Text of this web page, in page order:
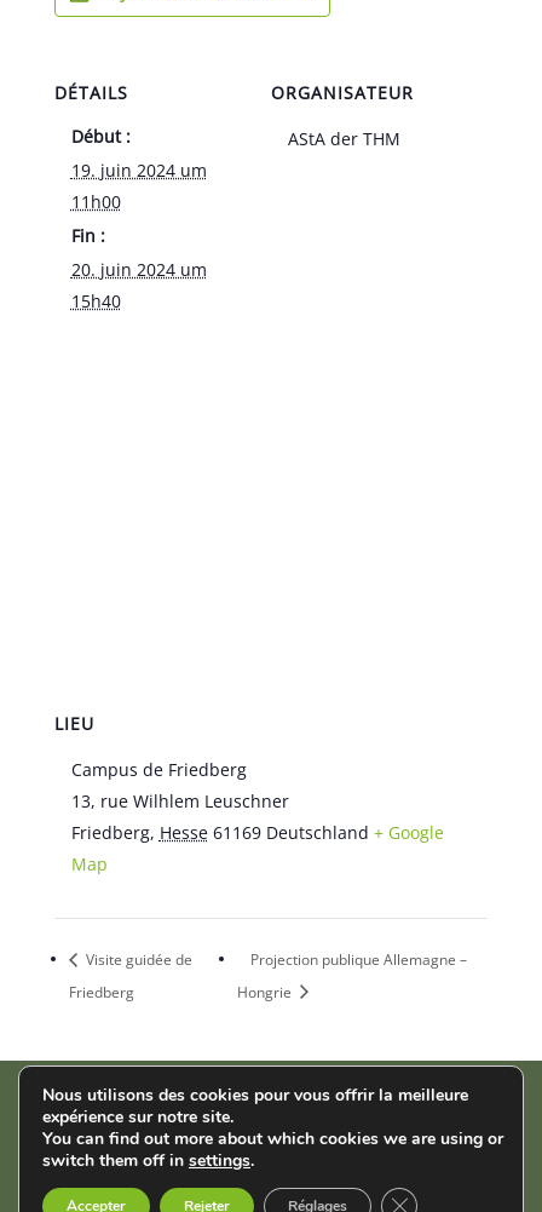
DÉTAILS
Début :
19. juin 2024 um
11h00
Fin :
20. juin 2024 um
15h40
ORGANISATEUR
AStA der THM
LIEU
Campus de Friedberg
13, rue Wilhlem Leuschner
Friedberg, Hesse 61169 Deutschland + Google
Map
Visite guidée de
Friedberg
Projection publique Allemagne –
Hongrie
AStA der THM | Wiesenstr. 14 | 35390 Gießen |
Datenschutz
Nous utilisons des cookies pour vous offrir la meilleure
expérience sur notre site.
You can find out more about which cookies we are using or
switch them off in settings.
Accepter Rejeter Réglages Fermer la
English Français Deutsch